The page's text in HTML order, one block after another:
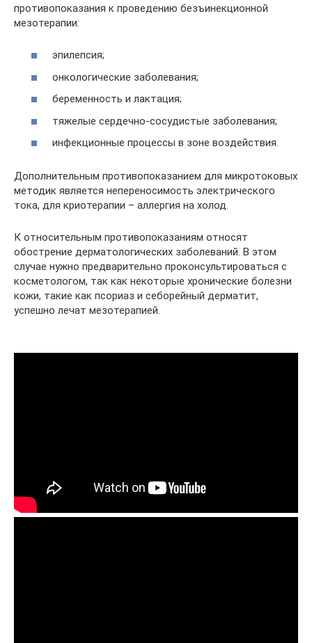
противопоказания к проведению безъинекционной
мезотерапии:
эпилепсия;
онкологические заболевания;
беременность и лактация;
тяжелые сердечно-сосудистые заболевания;
инфекционные процессы в зоне воздействия.
Дополнительным противопоказанием для микротоковых
методик является непереносимость электрического
тока, для криотерапии – аллергия на холод.
К относительным противопоказаниям относят
обострение дерматологических заболеваний. В этом
случае нужно предварительно проконсультироваться с
косметологом, так как некоторые хронические болезни
кожи, такие как псориаз и себорейный дерматит,
успешно лечат мезотерапией.